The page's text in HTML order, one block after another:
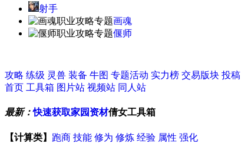
射手
画魂
偃师
攻略 练级 灵兽 装备 牛图 专题活动 实力榜 交易版块 投稿
首页 工具箱 图片站 视频站 同人站
最新：快速获取家园资材倩女工具箱
【计算类】 跑商 技能 修为 修炼 经验 属性 强化